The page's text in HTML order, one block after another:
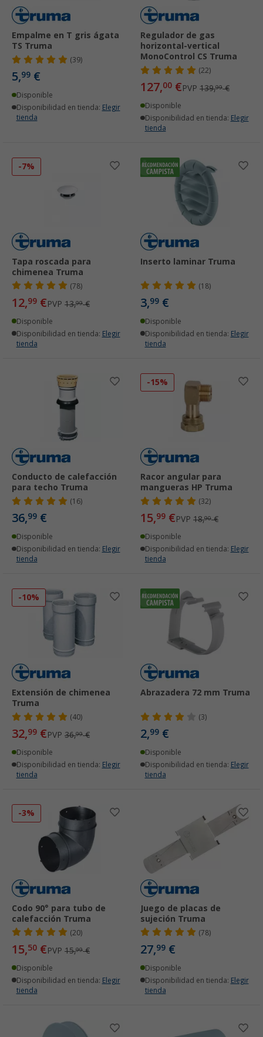
Empalme en T gris ágata
TS Truma
(39)
5,99 €
Disponible
Disponibilidad en tienda: Elegir
tienda
Regulador de gas
horizontal-vertical
MonoControl CS Truma
(22)
127,00 €PVP 139,99€
Disponible
Disponibilidad en tienda: Elegir
tienda
-7%
Tapa roscada para
chimenea Truma
(78)
12,99 €PVP 13,99€
Disponible
Disponibilidad en tienda: Elegir
tienda
Inserto laminar Truma
(18)
3,99 €
Disponible
Disponibilidad en tienda: Elegir
tienda
Conducto de calefacción
para techo Truma
(16)
36,99 €
Disponible
Disponibilidad en tienda: Elegir
tienda
-15%
Racor angular para
mangueras HP Truma
(32)
15,99 €PVP 18,90€
Disponible
Disponibilidad en tienda: Elegir
tienda
-10%
Extensión de chimenea
Truma
(40)
32,99 €PVP 36,99€
Disponible
Disponibilidad en tienda: Elegir
tienda
Abrazadera 72 mm Truma
(3)
2,99 €
Disponible
Disponibilidad en tienda: Elegir
tienda
-3%
Codo 90° para tubo de
calefacción Truma
(20)
15,50 €PVP 15,99€
Disponible
Disponibilidad en tienda: Elegir
tienda
Juego de placas de
sujeción Truma
(78)
27,99 €
Disponible
Disponibilidad en tienda: Elegir
tienda